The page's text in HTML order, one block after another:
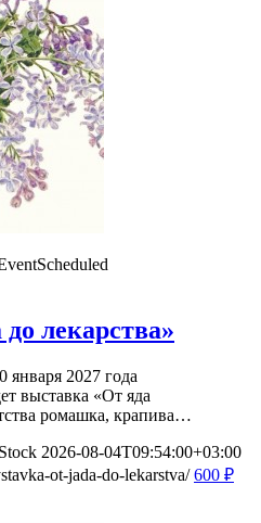
лекарства»
января 2027 года
выставка «От яда
ромашка, крапива…
2026-08-04T09:54:00+03:00
ot-jada-do-lekarstva/ 600 ₽